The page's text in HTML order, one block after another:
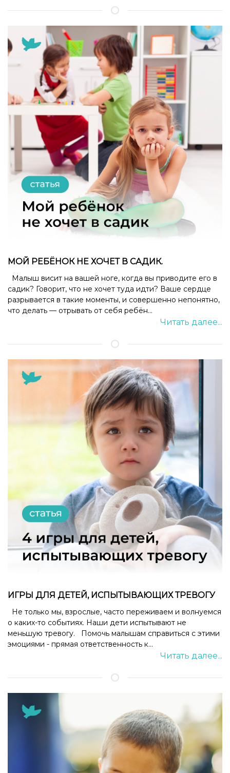
МОЙ РЕБЁНОК НЕ ХОЧЕТ В САДИК.
Малыш висит на вашей ноге, когда вы приводите его в
садик? Говорит, что не хочет туда идти? Ваше сердце
разрывается в такие моменты, и совершенно непонятно,
что делать — отрывать от себя ребён...
Читать далее...
ИГРЫ ДЛЯ ДЕТЕЙ, ИСПЫТЫВАЮЩИХ ТРЕВОГУ
Не только мы, взрослые, часто переживаем и волнуемся
о каких-то событиях. Наши дети испытывают не
меньшую тревогу. Помочь малышам справиться с этими
эмоциями - прямая ответственность к...
Читать далее...